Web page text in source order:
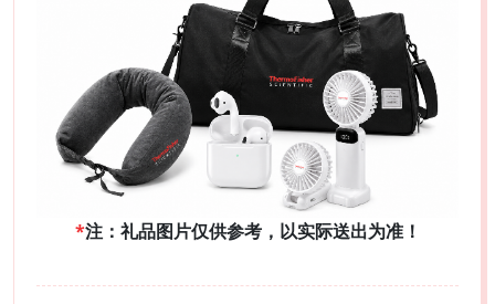
*注：礼品图片仅供参考，以实际送出为准！